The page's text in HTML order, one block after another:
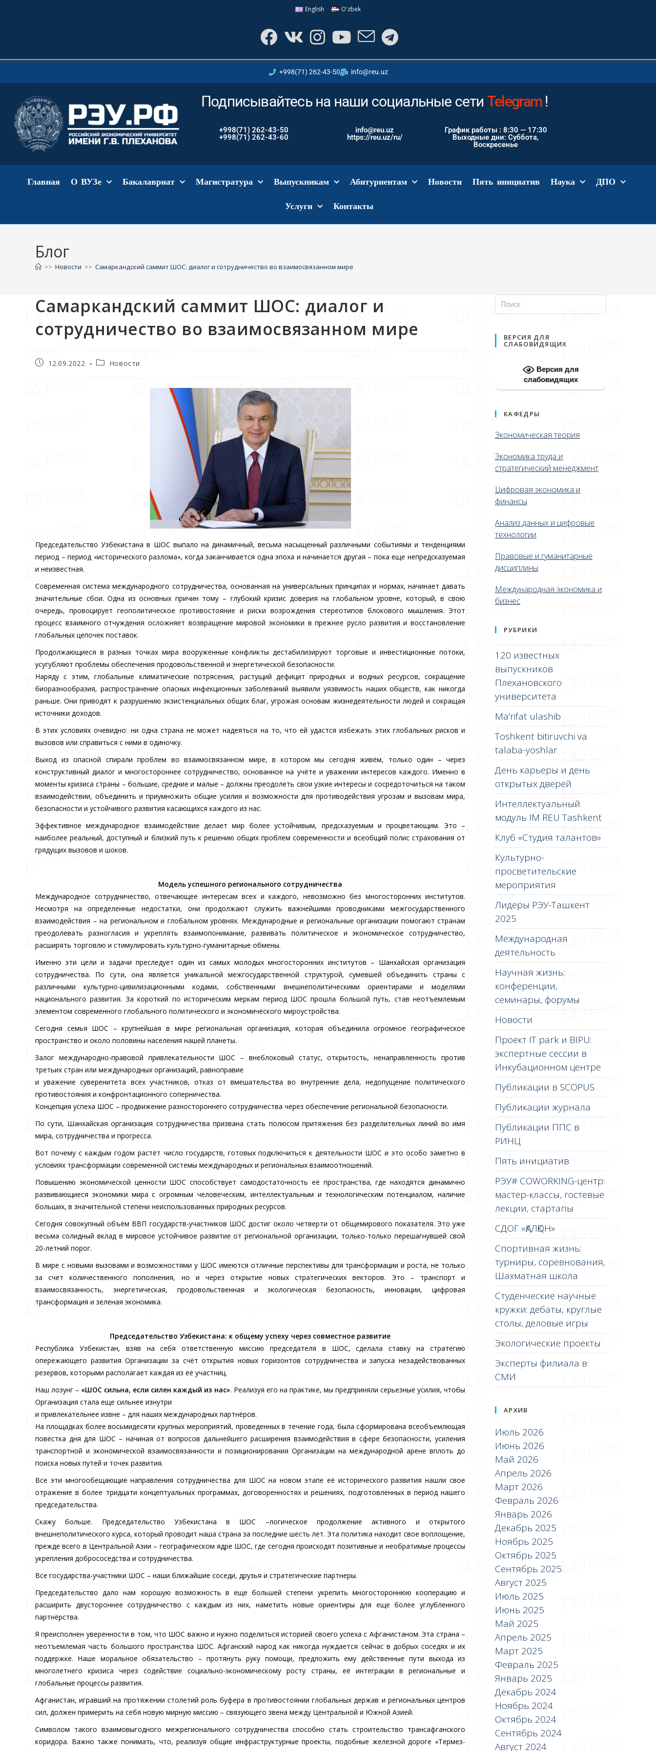
English Oʻzbek
+998(71) 262-43-50 info@reu.uz
Подписывайтесь на наши социальные сети Instagram !
+998(71) 262-43-50
+998(71) 262-43-60
info@reu.uz
https://reu.uz/ru/
График работы : 8:30 — 17:30
Выходные дни: Суббота,
Воскресенье
Главная О ВУЗе Бакалавриат Магистратура Выпускникам Абитуриентам Новости Пять инициатив Наука ДПО
Услуги Контакты
Блог
>> Новости >> Самаркандский саммит ШОС: диалог и сотрудничество во взаимосвязанном мире
Самаркандский саммит ШОС: диалог и
сотрудничество во взаимосвязанном мире
12.09.2022 Новости
Председательство Узбекистана в ШОС выпало на динамичный, весьма насыщенный различными событиями и тенденциями
период – период «исторического разлома», когда заканчивается одна эпоха и начинается другая – пока еще непредсказуемая
и неизвестная.
Современная система международного сотрудничества, основанная на универсальных принципах и нормах, начинает давать
значительные сбои. Одна из основных причин тому – глубокий кризис доверия на глобальном уровне, который, в свою
очередь, провоцирует геополитическое противостояние и риски возрождения стереотипов блокового мышления. Этот
процесс взаимного отчуждения осложняет возвращение мировой экономики в прежнее русло развития и восстановление
глобальных цепочек поставок.
Продолжающиеся в разных точках мира вооруженные конфликты дестабилизируют торговые и инвестиционные потоки,
усугубляют проблемы обеспечения продовольственной и энергетической безопасности.
Наряду с этим, глобальные климатические потрясения, растущий дефицит природных и водных ресурсов, сокращение
биоразнообразия, распространение опасных инфекционных заболеваний выявили уязвимость наших обществ, как никогда
раньше. Они приводят к разрушению экзистенциальных общих благ, угрожая основам жизнедеятельности людей и сокращая
источники доходов.
В этих условиях очевидно: ни одна страна не может надеяться на то, что ей удастся избежать этих глобальных рисков и
вызовов или справиться с ними в одиночку.
Выход из опасной спирали проблем во взаимосвязанном мире, в котором мы сегодня живём, только один – через
конструктивный диалог и многостороннее сотрудничество, основанное на учёте и уважении интересов каждого. Именно в
моменты кризиса страны – большие, средние и малые – должны преодолеть свои узкие интересы и сосредоточиться на таком
взаимодействии, объединить и приумножить общие усилия и возможности для противодействия угрозам и вызовам мира,
безопасности и устойчивого развития касающихся каждого из нас.
Эффективное международное взаимодействие делает мир более устойчивым, предсказуемым и процветающим. Это –
наиболее реальный, доступный и близкий путь к решению общих проблем современности и всеобщий полис страхования от
грядущих вызовов и шоков.
Модель успешного регионального сотрудничества
Международное сотрудничество, отвечающее интересам всех и каждого, невозможно без многосторонних институтов.
Несмотря на определенные недостатки, они продолжают служить важнейшими проводниками межгосударственного
взаимодействия – на региональном и глобальном уровнях. Международные и региональные организации помогают странам
преодолевать разногласия и укреплять взаимопонимание, развивать политическое и экономическое сотрудничество,
расширять торговлю и стимулировать культурно-гуманитарные обмены.
Именно эти цели и задачи преследует один из самых молодых многосторонних институтов – Шанхайская организация
сотрудничества. По сути, она является уникальной межгосударственной структурой, сумевшей объединить страны с
различными культурно-цивилизационными кодами, собственными внешнеполитическими ориентирами и моделями
национального развития. За короткий по историческим меркам период ШОС прошла большой путь, став неотъемлемым
элементом современного глобального политического и экономического мироустройства.
Сегодня семья ШОС – крупнейшая в мире региональная организация, которая объединила огромное географическое
пространство и около половины населения нашей планеты.
Залог международно-правовой привлекательности ШОС – внеблоковый статус, открытость, ненаправленность против
третьих стран или международных организаций, равноправие
и уважение суверенитета всех участников, отказ от вмешательства во внутренние дела, недопущение политического
противостояния и конфронтационного соперничества.
Концепция успеха ШОС – продвижение разностороннего сотрудничества через обеспечение региональной безопасности.
По сути, Шанхайская организация сотрудничества призвана стать полюсом притяжения без разделительных линий во имя
мира, сотрудничества и прогресса.
Вот почему с каждым годом растёт число государств, готовых подключиться к деятельности ШОС и это особо заметно в
условиях трансформации современной системы международных и региональных взаимоотношений.
Повышению экономической ценности ШОС способствует самодостаточность её пространства, где находятся динамично
развивающиеся экономики мира с огромным человеческим, интеллектуальным и технологическим потенциалом, наличие
больших, в значительной степени неиспользованных природных ресурсов.
Сегодня совокупный объём ВВП государств-участников ШОС достиг около четверти от общемирового показателя. Это уже
весьма солидный вклад в мировое устойчивое развитие от региональной организации, только-только перешагнувшей свой
20-летний порог.
В мире с новыми вызовами и возможностями у ШОС имеются отличные перспективы для трансформации и роста, не только
за счет количественного пополнения, но и через открытие новых стратегических векторов. Это – транспорт и
взаимосвязанность, энергетическая, продовольственная и экологическая безопасность, инновации, цифровая
трансформация и зеленая экономика.
Председательство Узбекистана: к общему успеху через совместное развитие
Республика Узбекистан, взяв на себя ответственную миссию председателя в ШОС, сделала ставку на стратегию
опережающего развития Организации за счёт открытия новых горизонтов сотрудничества и запуска незадействованных
резервов, которыми располагает каждая из её участниц.
Наш лозунг – «ШОС сильна, если силен каждый из нас». Реализуя его на практике, мы предприняли серьезные усилия, чтобы
Организация стала еще сильнее изнутри
и привлекательнее извне – для наших международных партнёров.
На площадках более восьмидесяти крупных мероприятий, проведенных в течение года, была сформирована всеобъемлющая
повестка дня для ШОС – начиная от вопросов дальнейшего расширения взаимодействия в сфере безопасности, усиления
транспортной и экономической взаимосвязанности и позиционирования Организации на международной арене вплоть до
поиска новых путей и точек развития.
Все эти многообещающие направления сотрудничества для ШОС на новом этапе её исторического развития нашли свое
отражение в более тридцати концептуальных программах, договоренностях и решениях, подготовленных в период нашего
председательства.
Скажу больше. Председательство Узбекистана в ШОС –логическое продолжение активного и открытого
внешнеполитического курса, который проводит наша страна за последние шесть лет. Эта политика находит свое воплощение,
прежде всего в Центральной Азии – географическом ядре ШОС, где сегодня происходят позитивные и необратимые процессы
укрепления добрососедства и сотрудничества.
Все государства-участники ШОС – наши ближайшие соседи, друзья и стратегические партнеры.
Председательство дало нам хорошую возможность в еще большей степени укрепить многостороннюю кооперацию и
расширить двустороннее сотрудничество с каждым из них, наметить новые ориентиры для еще более углубленного
партнёрства.
Я преисполнен уверенности в том, что ШОС важно и нужно поделиться историей своего успеха с Афганистаном. Эта страна –
неотъемлемая часть большого пространства ШОС. Афганский народ как никогда нуждается сейчас в добрых соседях и их
поддержке. Наше моральное обязательство – протянуть руку помощи, предложить ему действенные пути выхода из
многолетнего кризиса через содействие социально-экономическому росту страны, её интеграции в региональные и
глобальные процессы развития.
Афганистан, игравший на протяжении столетий роль буфера в противостоянии глобальных держав и региональных центров
сил, должен примерить на себя новую мирную миссию – связующего звена между Центральной и Южной Азией.
Символом такого взаимовыгодного межрегионального сотрудничества способно стать строительство трансафганского
коридора. Важно также понимать, что, реализуя общие инфраструктурные проекты, подобные железной дороге «Термез-
ВЕРСИЯ ДЛЯ
СЛАБОВИДЯЩИХ
Версия для
слабовидящих
КАФЕДРЫ
Экономическая теория
Экономика труда и
стратегический менеджмент
Цифровая экономика и
финансы
Анализ данных и цифровые
технологии
Правовые и гуманитарные
дисциплины
Международная экономика и
бизнес
РУБРИКИ
120 известных
выпускников
Плехановского
университета
Ma’rifat ulashib
Toshkent bitiruvchi va
talaba-yoshlar
День карьеры и день
открытых дверей
Интеллектуальный
модуль IM REU Tashkent
Клуб «Студия талантов»
Культурно-
просветительские
мероприятия
Лидеры РЭУ-Ташкент
2025
Международная
деятельность
Научная жизнь:
конференции,
семинары, форумы
Новости
Проект IT park и BIPU:
экспертные сессии в
Инкубационном центре
Публикации в SCOPUS
Публикации журнала
Публикации ППС в
РИНЦ
Пять инициатив
РЭУ# COWORKING-центр:
мастер-классы, гостевые
лекции, стартапы
СДОГ «ҚАЛҚОН»
Спортивная жизнь:
турниры, соревнования,
Шахматная школа
Студенческие научные
кружки: дебаты, круглые
столы, деловые игры
Экологические проекты
Эксперты филиала в
СМИ
АРХИВ
Июль 2026
Июнь 2026
Май 2026
Апрель 2026
Март 2026
Февраль 2026
Январь 2026
Декабрь 2025
Ноябрь 2025
Октябрь 2025
Сентябрь 2025
Август 2025
Июль 2025
Июнь 2025
Май 2025
Апрель 2025
Март 2025
Февраль 2025
Январь 2025
Декабрь 2024
Ноябрь 2024
Октябрь 2024
Сентябрь 2024
Август 2024